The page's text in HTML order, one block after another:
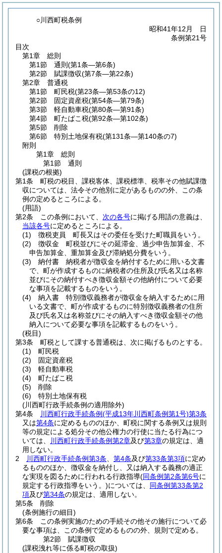
○川西町税条例
昭和41年12月 日
条例第21号
目次
第1章
総則
第1節
通則 (第1条―第6条)
第2節
賦課徴収(第7条―第22条)
第2章
普通税
第1節
町民税(第23条―第53条の12)
第2節
固定資産税(第54条―第79条)
第3節
軽自動車税(第80条―第91条)
第4節
町たばこ税(第92条―第102条)
第5節
削除
第6節
特別土地保有税(第131条―第140条の7)
附則
第1章
総則
第1節
通則
(課税の根拠)
第1条
町税の税目、課税客体、課税標準、税率その他賦課徴
収については、法令その他別に定があるものの外、この条
例の定めるところによる。
(用語)
第2条
この条例において、 次の各号に掲げる用語の意義は、
当該各号に定めるところによる。
(1)
徴税吏員 町長又はその委任を受けた町職員をいう。
(2)
徴収金 町税並びにその延滞金、過少申告加算金、不
申告加算金、重加算金及び滞納処分費をいう。
(3)
納付書 納税者が徴収金を納付するために用いる文書
で、町が作成するものに納税者の住所及び氏名又は名称
並びにその納付すべき徴収金額その他納付について必要
な事項を記載するものをいう。
(4)
納入書 特別徴収義務者が徴収金を納入するために用
いる文書で、町が作成するものに特別徴収義務者の住所
及び氏名又は名称並びにその納入すべき徴収金額その他
納入について必要な事項を記載するものをいう。
(税目)
第3条
町税として課する普通税は、次に掲げるものとする。
(1)
町民税
(2)
固定資産税
(3)
軽自動車税
(4)
町たばこ税
(5)
削除
(6)
特別土地保有税
(川西町行政手続条例の適用除外)
第4条
川西町行政手続条例(平成13年川西町条例第1号)第3条
又は第4条に定めるもののほか、町税に関する条例又は規則
等の規定による処分その他公権力の行使に当たる行為につ
いては、
川西町行政手続条例第2章及び第3章の規定は、適
用しない。
2
川西町行政手続条例第3条 第4条及び第33条第3項に定め
るもののほか、徴収金を納付し、又は納入する義務の適正
な実現を図るために行われる行政指導(同条例第2条第6号に
規定する行政指導をいう。)については、 同条例第33条第2
項及び第34条の規定は、適用しない。
第5条
削除
(条例施行の細目)
第6条
この条例実施のための手続その他その施行について必
要な事項は、この条例で定めるものの外、規則で定める。
第2節
賦課徴収
(課税洩れ等に係る町税の取扱)